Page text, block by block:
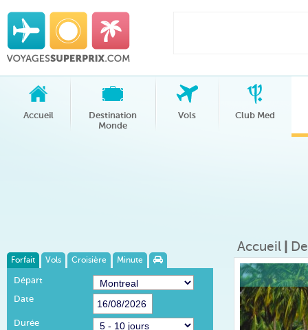
Accueil
Destination
Monde
Vols Club Med
Forfait Vols Croisière Minute
Départ
Date
Durée
Accueil